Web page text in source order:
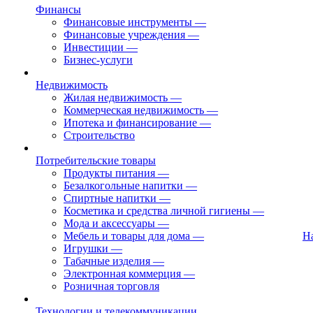
Финансы
Финансовые инструменты —
Финансовые учреждения —
Инвестиции —
Бизнес-услуги
Недвижимость
Жилая недвижимость —
Коммерческая недвижимость —
Ипотека и финансирование —
Строительство
Потребительские товары
Продукты питания —
Безалкогольные напитки —
Спиртные напитки —
Косметика и средства личной гигиены —
Мода и аксессуары —
Мебель и товары для дома —
Игрушки —
Табачные изделия —
Электронная коммерция —
Розничная торговля